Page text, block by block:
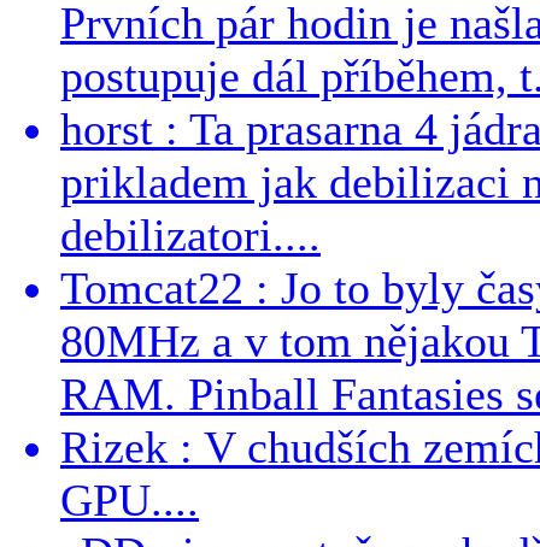
Prvních pár hodin je
postupuje dál příběhem,
horst : Ta prasarna 4
prikladem jak debilizaci
debilizatori....
Tomcat22 : Jo to byly
80MHz a v tom nějakou
RAM. Pinball Fantasies
Rizek : V chudších
GPU....